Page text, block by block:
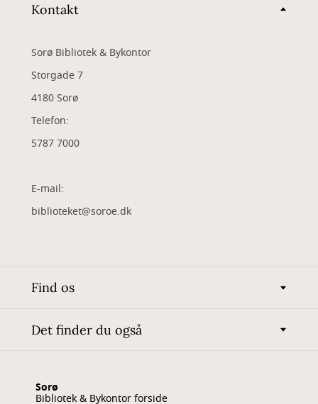
Kontakt
Sorø Bibliotek & Bykontor
Storgade 7
4180 Sorø
Telefon:
5787 7000
E-mail:
biblioteket@soroe.dk
Find os
Det finder du også
Sorø
Bibliotek & Bykontor forside